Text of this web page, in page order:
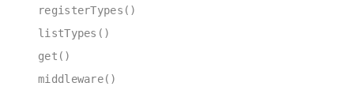
registerTypes()
listTypes()
get()
middleware()